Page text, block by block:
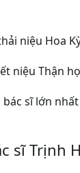
niệu Hoa
niệu Thận
sĩ lớn
sĩ Trịnh